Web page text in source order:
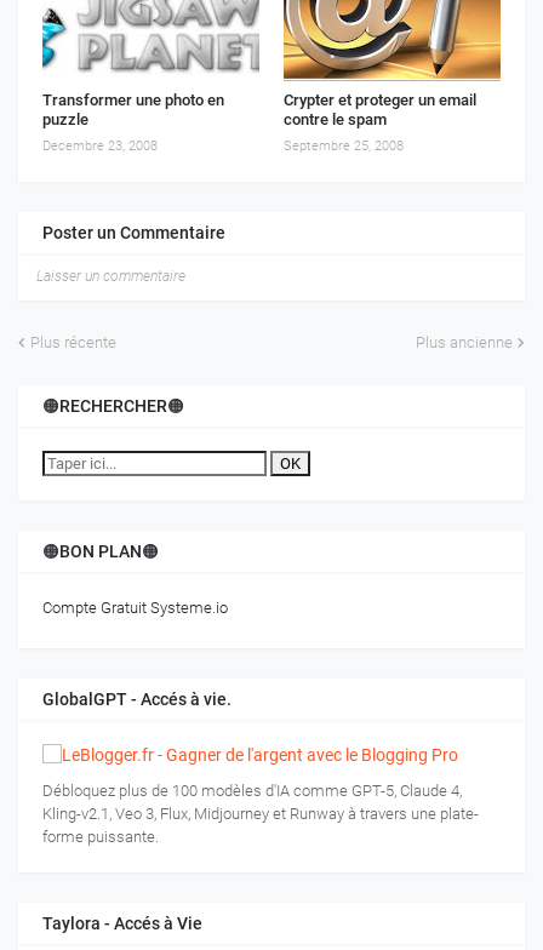
Transformer une photo en
puzzle
Decembre 23, 2008
Crypter et proteger un email
contre le spam
Septembre 25, 2008
Poster un Commentaire
Laisser un commentaire
Plus récente Plus ancienne
🟠RECHERCHER🟠
OK
🟠BON PLAN🟠
Compte Gratuit Systeme.io
GlobalGPT - Accés à vie.
Débloquez plus de 100 modèles d'IA comme GPT-5, Claude 4,
Kling-v2.1, Veo 3, Flux, Midjourney et Runway à travers une plate-
forme puissante.
Taylora - Accés à Vie